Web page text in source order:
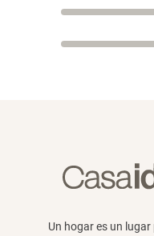
Un hogar es un